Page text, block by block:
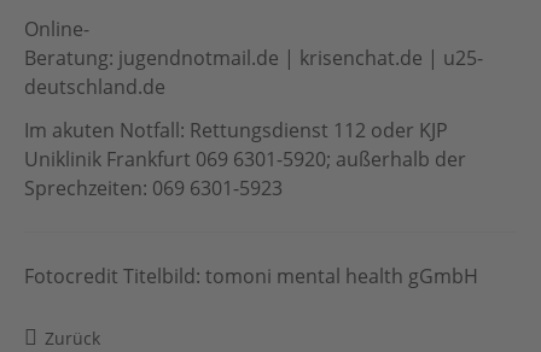
Online-
Beratung: jugendnotmail.de | krisenchat.de | u25-
deutschland.de
Im akuten Notfall: Rettungsdienst 112 oder KJP
Uniklinik Frankfurt 069 6301-5920; außerhalb der
Sprechzeiten: 069 6301-5923
Fotocredit Titelbild: tomoni mental health gGmbH
Zurück